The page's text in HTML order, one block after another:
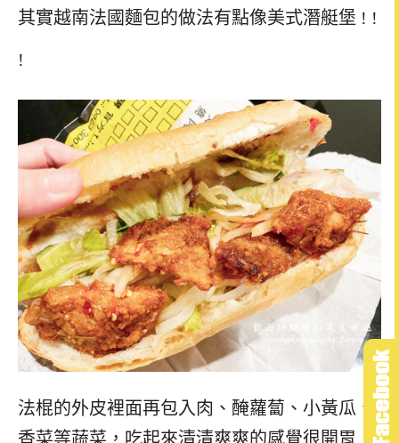
其實越南法國麵包的做法有點像美式潛艇堡 ! !
!
法棍的外皮裡面再包入肉、醃蘿蔔、小黃瓜、
香菜等蔬菜，吃起來清清爽爽的感覺很開胃！